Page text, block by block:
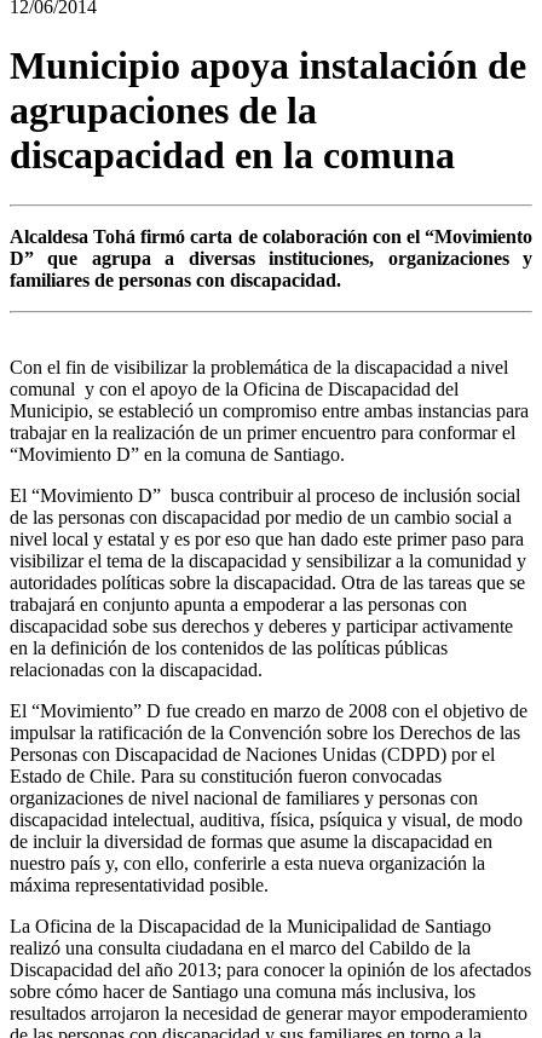
12/06/2014
Municipio apoya instalación de
agrupaciones de la
discapacidad en la comuna
Alcaldesa Tohá firmó carta de colaboración con el “Movimiento
D” que agrupa a diversas instituciones, organizaciones y
familiares de personas con discapacidad.
Con el fin de visibilizar la problemática de la discapacidad a nivel
comunal y con el apoyo de la Oficina de Discapacidad del
Municipio, se estableció un compromiso entre ambas instancias para
trabajar en la realización de un primer encuentro para conformar el
“Movimiento D” en la comuna de Santiago.
El “Movimiento D” busca contribuir al proceso de inclusión social
de las personas con discapacidad por medio de un cambio social a
nivel local y estatal y es por eso que han dado este primer paso para
visibilizar el tema de la discapacidad y sensibilizar a la comunidad y
autoridades políticas sobre la discapacidad. Otra de las tareas que se
trabajará en conjunto apunta a empoderar a las personas con
discapacidad sobe sus derechos y deberes y participar activamente
en la definición de los contenidos de las políticas públicas
relacionadas con la discapacidad.
El “Movimiento” D fue creado en marzo de 2008 con el objetivo de
impulsar la ratificación de la Convención sobre los Derechos de las
Personas con Discapacidad de Naciones Unidas (CDPD) por el
Estado de Chile. Para su constitución fueron convocadas
organizaciones de nivel nacional de familiares y personas con
discapacidad intelectual, auditiva, física, psíquica y visual, de modo
de incluir la diversidad de formas que asume la discapacidad en
nuestro país y, con ello, conferirle a esta nueva organización la
máxima representatividad posible.
La Oficina de la Discapacidad de la Municipalidad de Santiago
realizó una consulta ciudadana en el marco del Cabildo de la
Discapacidad del año 2013; para conocer la opinión de los afectados
sobre cómo hacer de Santiago una comuna más inclusiva, los
resultados arrojaron la necesidad de generar mayor empoderamiento